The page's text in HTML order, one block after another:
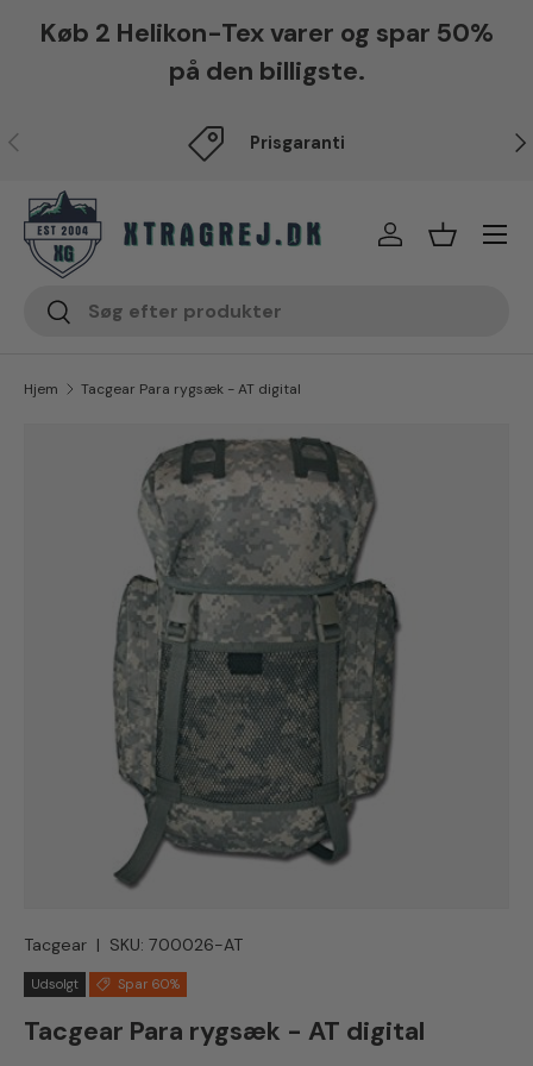
Fortsæt til indhold
Køb 2 Helikon-Tex varer og spar 50%
på den billigste.
Forrige Prisgaranti
Søg
Søg
Log på
Menu
Hjem Tacgear Para rygsæk - AT digital
Translation missing:
Tacgear | SKU: 700026-AT
Udsolgt Spar 60%
Tacgear Para rygsæk - AT digital